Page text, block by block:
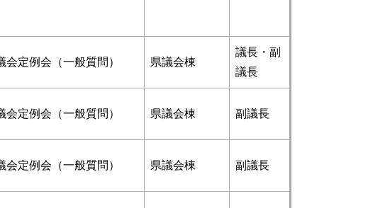
定例会（一般質問） 県議会棟
議長・副
議長
定例会（一般質問） 県議会棟 副議長
定例会（一般質問） 県議会棟 副議長